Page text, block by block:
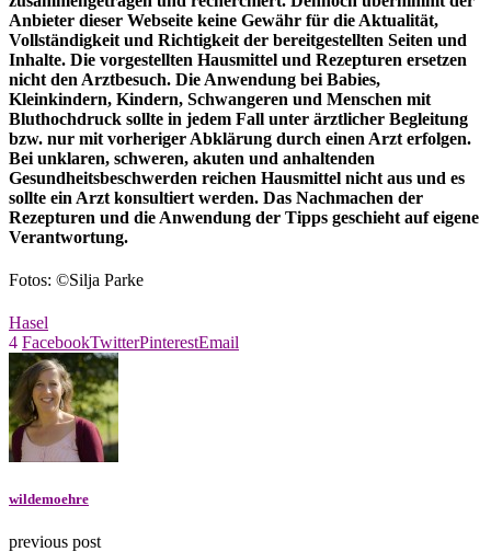
Anbieter dieser Webseite keine Gewähr für die Aktualität,
Vollständigkeit und Richtigkeit der bereitgestellten Seiten und
Inhalte. Die vorgestellten Hausmittel und Rezepturen ersetzen
nicht den Arztbesuch. Die Anwendung bei Babies,
Kleinkindern, Kindern, Schwangeren und Menschen mit
Bluthochdruck sollte in jedem Fall unter ärztlicher Begleitung
bzw. nur mit vorheriger Abklärung durch einen Arzt erfolgen.
Bei unklaren, schweren, akuten und anhaltenden
Gesundheitsbeschwerden reichen Hausmittel nicht aus und es
sollte ein Arzt konsultiert werden. Das Nachmachen der
Rezepturen und die Anwendung der Tipps geschieht auf eigene
Verantwortung.
Fotos: ©Silja Parke
Hasel
4 FacebookTwitterPinterestEmail
wildemoehre
previous post